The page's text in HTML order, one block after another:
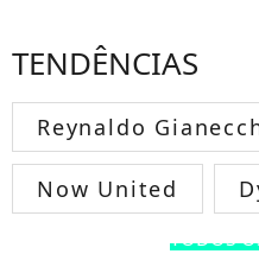
TENDÊNCIAS
Reynaldo
Now United
TODOS